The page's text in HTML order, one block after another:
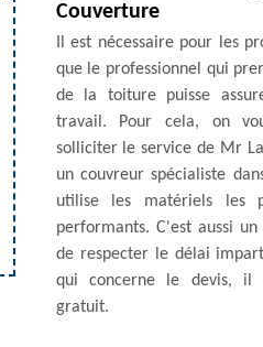
Couverture
Il est nécessaire pour les
que le professionnel qui
de la toiture puisse
travail. Pour cela, on
solliciter le service de Mr
un couvreur spécialiste
utilise les matériels les
performants. C'est aussi
de respecter le délai
qui concerne le devis, il
gratuit.